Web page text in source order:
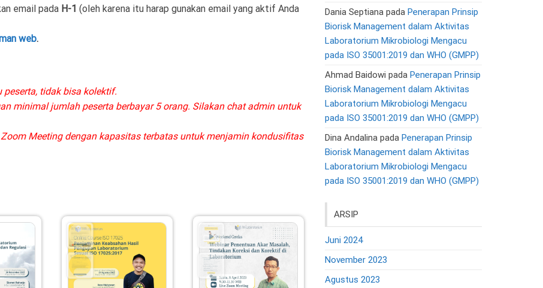
email pada H-1 (oleh karena itu harap gunakan email yang aktif Anda
web.
tidak bisa kolektif.
minimal jumlah peserta berbayar 5 orang. Silakan chat admin untuk
Meeting dengan kapasitas terbatas untuk menjamin kondusifitas
Dania Septianapada Penerapan Prinsip
Biorisk Management dalam Aktivitas
Laboratorium Mikrobiologi Mengacu
pada ISO 35001:2019 dan WHO (GMPP)
Ahmad Baidowi pada Penerapan Prinsip
Biorisk Management dalam Aktivitas
Laboratorium Mikrobiologi Mengacu
pada ISO 35001:2019 dan WHO (GMPP)
Dina Andalinapada Penerapan Prinsip
Biorisk Management dalam Aktivitas
Laboratorium Mikrobiologi Mengacu
pada ISO 35001:2019 dan WHO (GMPP)
ARSIP
Juni 2024
November 2023
Agustus 2023